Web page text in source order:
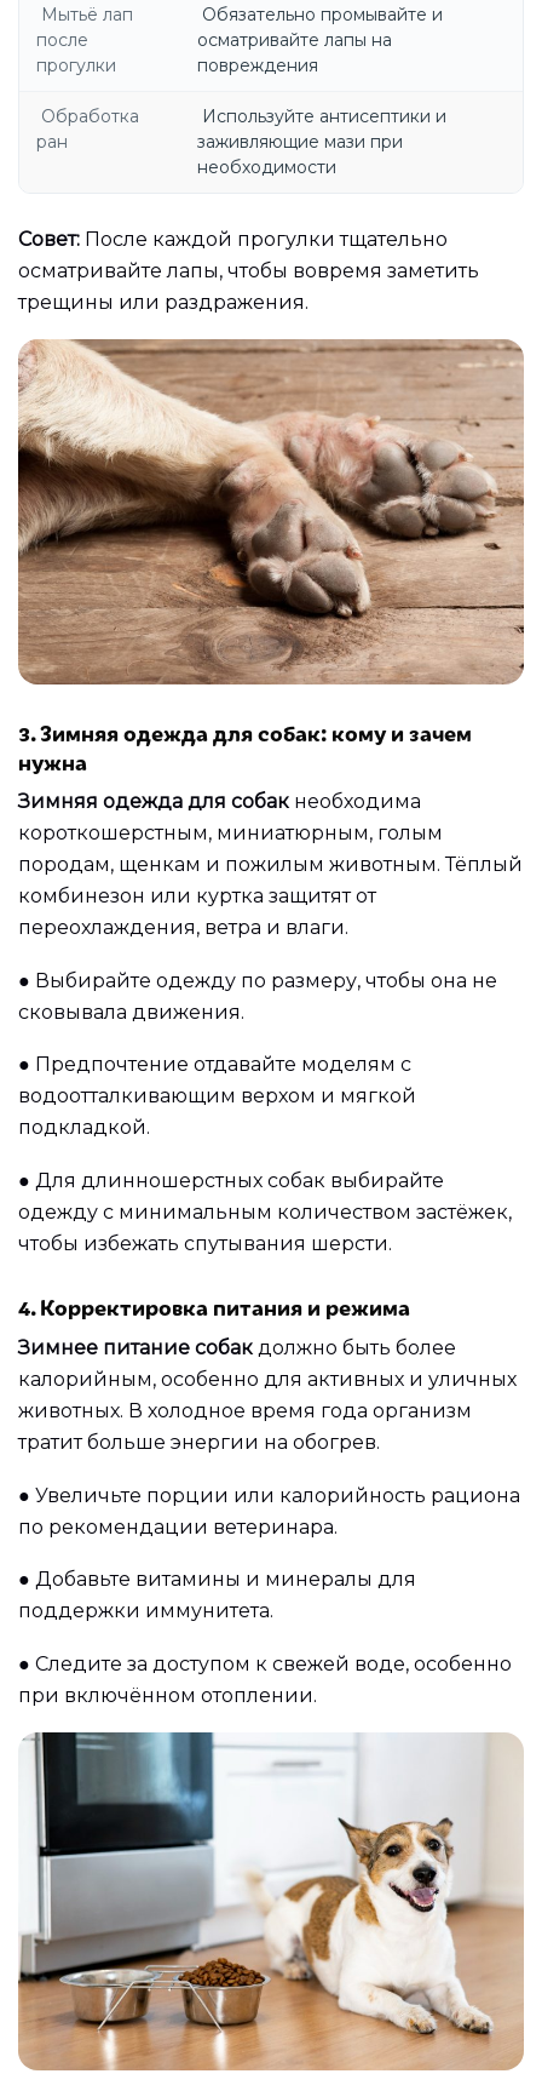
Мытьё лап
после
прогулки
Обязательно промывайте и
осматривайте лапы на
повреждения
Обработка
ран
Используйте антисептики и
заживляющие мази при
необходимости
Совет: После каждой прогулки тщательно
осматривайте лапы, чтобы вовремя заметить
трещины или раздражения.
3. Зимняя одежда для собак: кому и зачем
нужна
Зимняя одежда для собак необходима
короткошерстным, миниатюрным, голым
породам, щенкам и пожилым животным. Тёплый
комбинезон или куртка защитят от
переохлаждения, ветра и влаги.
● Выбирайте одежду по размеру, чтобы она не
сковывала движения.
● Предпочтение отдавайте моделям с
водоотталкивающим верхом и мягкой
подкладкой.
● Для длинношерстных собак выбирайте
одежду с минимальным количеством застёжек,
чтобы избежать спутывания шерсти.
4. Корректировка питания и режима
Зимнее питание собак должно быть более
калорийным, особенно для активных и уличных
животных. В холодное время года организм
тратит больше энергии на обогрев.
● Увеличьте порции или калорийность рациона
по рекомендации ветеринара.
● Добавьте витамины и минералы для
поддержки иммунитета.
● Следите за доступом к свежей воде, особенно
при включённом отоплении.